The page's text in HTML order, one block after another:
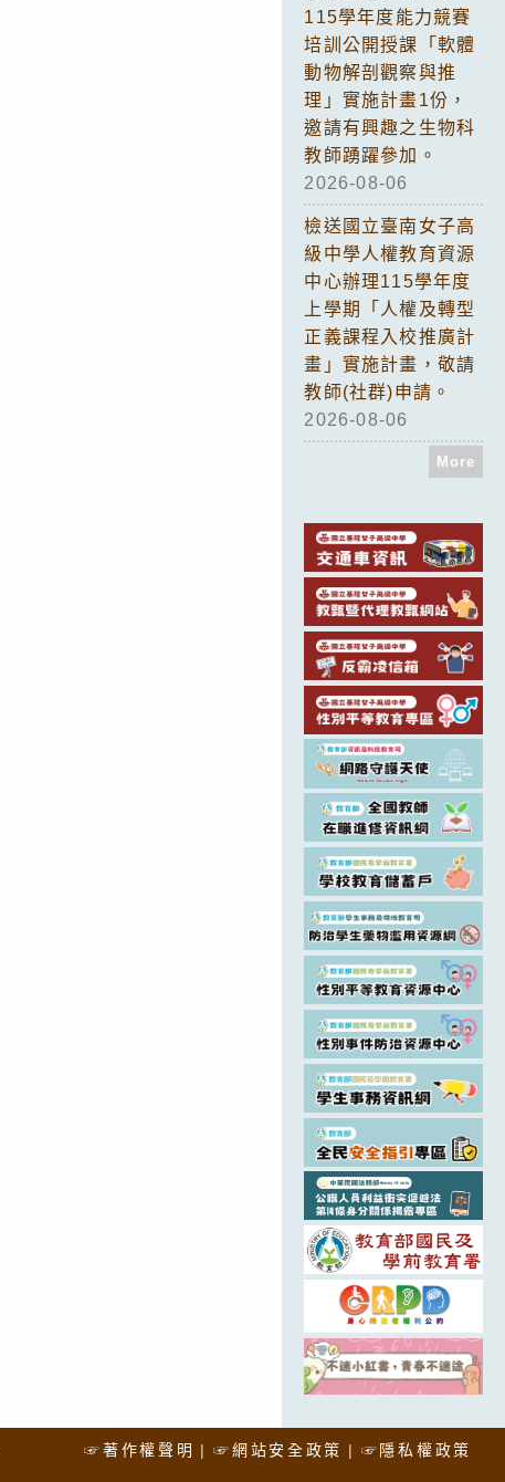
115學年度能力競賽
培訓公開授課「軟體
動物解剖觀察與推
理」實施計畫1份，
邀請有興趣之生物科
教師踴躍參加。
2026-08-06
檢送國立臺南女子高
級中學人權教育資源
中心辦理115學年度
上學期「人權及轉型
正義課程入校推廣計
畫」實施計畫，敬請
教師(社群)申請。
2026-08-06
More
☞著作權聲明 ☞網站安全政策 ☞隱私權政策